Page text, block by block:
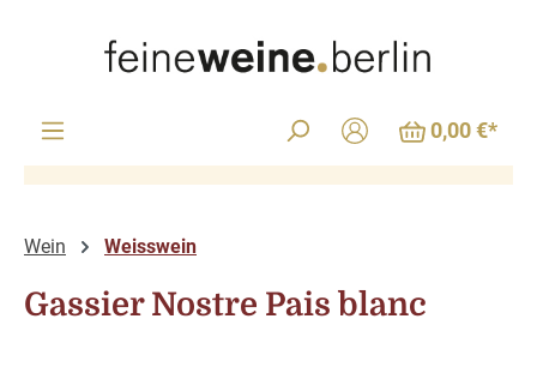
0,00 €*
Wein Weisswein
Gassier Nostre Pais blanc